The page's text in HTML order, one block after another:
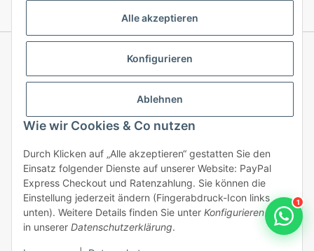
Alle akzeptieren
Konfigurieren
Ablehnen
Wie wir Cookies & Co nutzen
Durch Klicken auf „Alle akzeptieren“ gestatten Sie den
Einsatz folgender Dienste auf unserer Website: PayPal
Express Checkout und Ratenzahlung. Sie können die
Einstellung jederzeit ändern (Fingerabdruck-Icon links
unten). Weitere Details finden Sie unter Konfigurierenund
in unserer Datenschutzerklärung.
1
Informationen
Gesetzliche Informationen
Vertrag widerrufen